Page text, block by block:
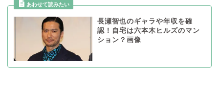
長瀬智也のギャラや年収を確
認！自宅は六本木ヒルズのマン
ション？画像